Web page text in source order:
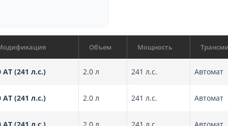
Объем Мощность
AT (241 л.с.) 2.0 л 241 л.с. Автомат
AT (241 л.с.) 2.0 л 241 л.с. Автомат